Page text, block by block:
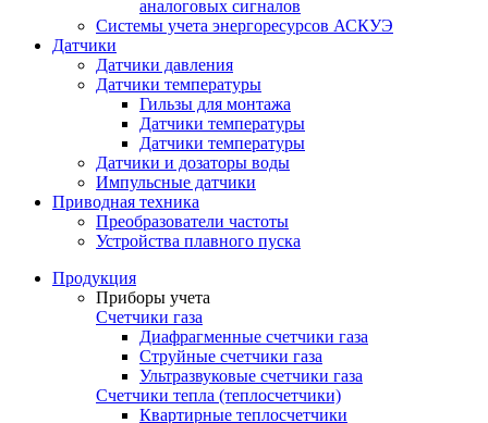
аналоговых сигналов
Системы учета энергоресурсов АСКУЭ
Датчики
Датчики давления
Датчики температуры
Гильзы для монтажа
Датчики температуры
Датчики температуры
Датчики и дозаторы воды
Импульсные датчики
Приводная техника
Преобразователи частоты
Устройства плавного пуска
Продукция
Приборы учета
Счетчики газа
Диафрагменные счетчики газа
Струйные счетчики газа
Ультразвуковые счетчики газа
Счетчики тепла (теплосчетчики)
Квартирные теплосчетчики